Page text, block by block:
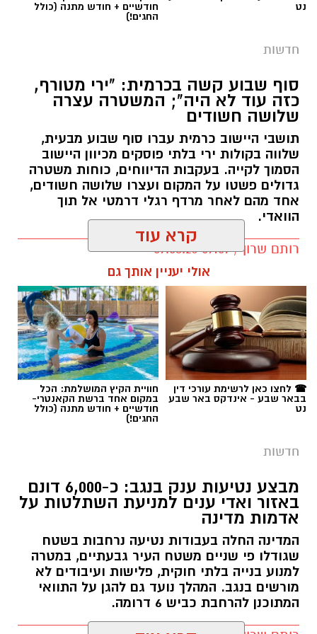
נט חודשיים + חודש מתנה (כולל
החגים!)
חדשות
סוף שבוע קשה בכרמית: "ירי מטורף,
כזה עוד לא היה"; המשטרה עצרה
שלושה חשודים
תושבי היישוב כרמית עברו סוף שבוע מבעית,
שלווה בקולות ירי בלתי פוסקים מכיוון היישוב
הסמוך לקייה. בעקבות הדיווחים, כוחות משטרה
גדולים פשטו על המקום ועצרו שלושה חשודים,
אחד מהם לאחר מרדף רגלי דרמטי אל תוך
הוואדי.
רותם שרון / 09:07 09.08.26
תגים:כרמית
קרדיט: משטרת ישראל
קרא עוד
אולי יעניין אותך גם
☎ לחצו כאן לרשימת עורכי דין
בבאר שבע - אינדקס באר שבע
נט
חוויית הקיץ המושלמת: הכל
במקום אחד ברשת הקאנטרי-
חודשיים + חודש מתנה (כולל
החגים!)
חדשות
מבצע נטיעות ענק בנגב: כ-6,000 דונם
באזור ואדי ענים למניעת השתלטות על
אדמות מדינה
המדינה החלה בעבודות נטיעה נרחבות בשטח
שגודלו פי שניים משטח העיר גבעתיים, במטרה
למנוע בנייה בלתי חוקית, פלישות ועיבודים לא
מורשים בנגב. המהלך נועד גם להגן על התוואי
המתוכנן להרחבת כביש 6 דרומה.